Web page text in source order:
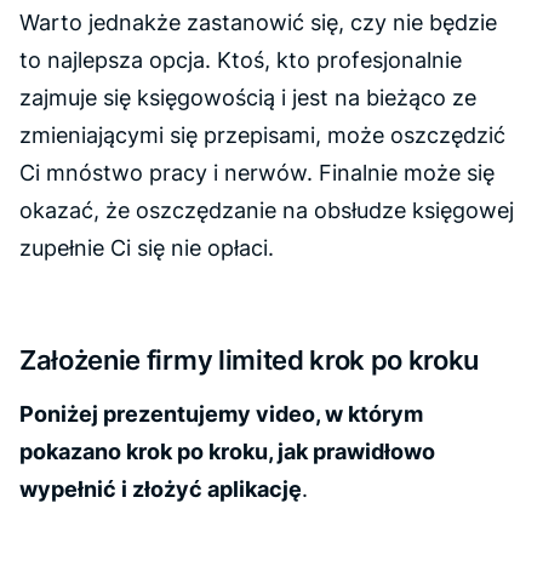
Warto jednakże zastanowić się, czy nie będzie
to najlepsza opcja. Ktoś, kto profesjonalnie
zajmuje się księgowością i jest na bieżąco ze
zmieniającymi się przepisami, może oszczędzić
Ci mnóstwo pracy i nerwów. Finalnie może się
okazać, że oszczędzanie na obsłudze księgowej
zupełnie Ci się nie opłaci.
Założenie firmy limited krok po kroku
Poniżej prezentujemy video, w którym
pokazano krok po kroku, jak prawidłowo
wypełnić i złożyć aplikację.